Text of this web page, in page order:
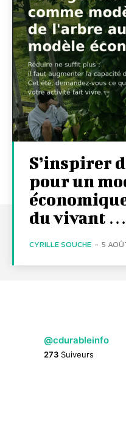
S’inspirer
pour un
du vivant …
CYRILLE SOUCHE - 5
@cdurableinfo
273 Suiveurs